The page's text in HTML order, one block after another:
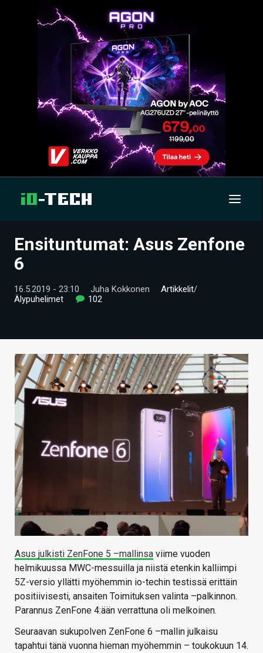
UUTISET
VIDEOT
TIETOA
HINTA.FI
KAUPPA
VAIHDA TEEMA
Ensituntumat: Asus Zenfone
6
16.5.2019 - 23:10 Juha Kokkonen Artikkelit/
Älypuhelimet
102
Asus julkisti ZenFone 5 –mallinsa viime vuoden
helmikuussa MWC-messuilla ja niistä etenkin kalliimpi
5Z-versio yllätti myöhemmin io-techin testissä erittäin
positiivisesti, ansaiten Toimituksen valinta –palkinnon.
Parannus ZenFone 4:ään verrattuna oli melkoinen.
Seuraavan sukupolven ZenFone 6 –mallin julkaisu
tapahtui tänä vuonna hieman myöhemmin – toukokuun 14.